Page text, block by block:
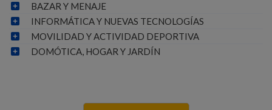
BAZAR Y MENAJE
INFORMÁTICA Y NUEVAS TECNOLOGÍAS
MOVILIDAD Y ACTIVIDAD DEPORTIVA
DOMÓTICA, HOGAR Y JARDÍN